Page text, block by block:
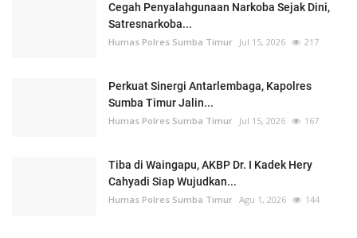
Cegah Penyalahgunaan Narkoba Sejak Dini,
Satresnarkoba...
Humas Polres Sumba Timur Jul 15, 2026 217
Perkuat Sinergi Antarlembaga, Kapolres
Sumba Timur Jalin...
Humas Polres Sumba Timur Jul 15, 2026 167
Tiba di Waingapu, AKBP Dr. I Kadek Hery
Cahyadi Siap Wujudkan...
Humas Polres Sumba Timur Agu 1, 2026 144